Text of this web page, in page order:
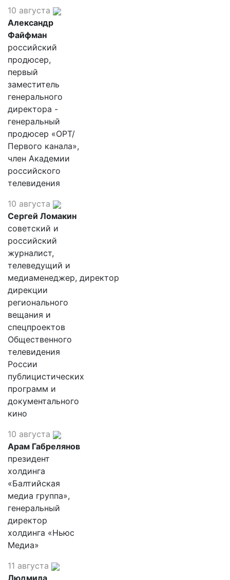
10 августа
Александр
Файфман
российский
продюсер,
первый
заместитель
генерального
директора -
генеральный
продюсер «ОРТ/
Первого канала»,
член Академии
российского
телевидения
10 августа
Сергей Ломакин
советский и
российский
журналист,
телеведущий и
медиаменеджер, директор
дирекции
регионального
вещания и
спецпроектов
Общественного
телевидения
России
публицистических
программ и
документального
кино
10 августа
Арам Габрелянов
президент
холдинга
«Балтийская
медиа группа»,
генеральный
директор
холдинга «Ньюс
Медиа»
11 августа
Людмила